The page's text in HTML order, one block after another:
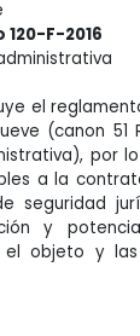
120-F-2016
el
(canon 51
por
a la
seguridad
y
objeto y las